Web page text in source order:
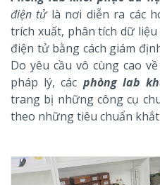
điện tửlà nơi diễn ra các
trích xuất, phân tích dữ
điện tử bằng cách giám
Do yêu cầu vô cùng cao
pháp lý, các phòng lab
trang bị những công cụ
theo những tiêu chuẩn